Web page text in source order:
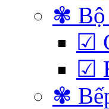
✾ Bộ
☑
☑
✾